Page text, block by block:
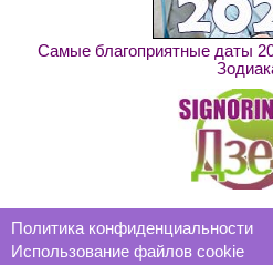
Самые благоприятные даты
Политика конфиденциальности
Использование файлов cookie